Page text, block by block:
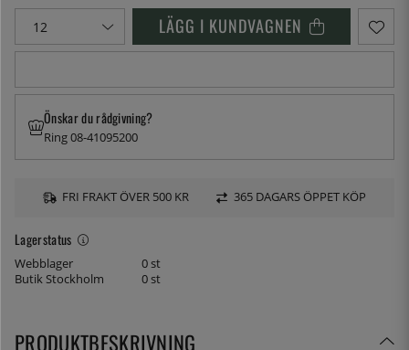
LÄGG I KUNDVAGNEN
Lagerstatus
Webblager
0 st
Butik Stockholm
0 st
Önskar du rådgivning?
Ring 08-41095200
FRI FRAKT ÖVER 500 KR 365 DAGARS ÖPPET KÖP
PRODUKTBESKRIVNING